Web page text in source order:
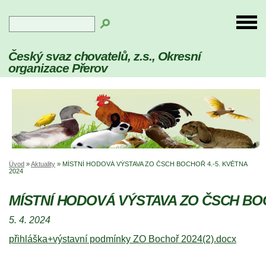
Český svaz chovatelů, z.s., Okresní
organizace Přerov
Úvod »Aktuality » MÍSTNÍ HODOVÁ VÝSTAVA ZO ČSCH BOCHOŘ 4.-5. KVĚTNA
2024
MÍSTNÍ HODOVÁ VÝSTAVA ZO ČSCH
5. 4. 2024
přihláška+výstavní podmínky ZO Bochoř 2024(2).docx